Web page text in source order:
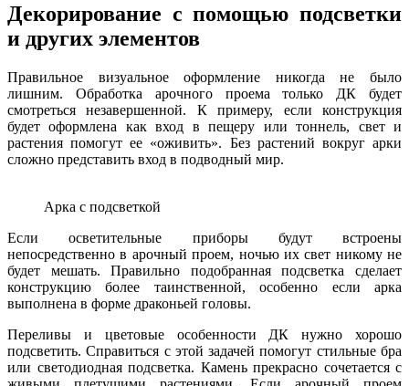
Декорирование с помощью подсветки
и других элементов
Правильное визуальное оформление никогда не было
лишним. Обработка арочного проема только ДК будет
смотреться незавершенной. К примеру, если конструкция
будет оформлена как вход в пещеру или тоннель, свет и
растения помогут ее «оживить». Без растений вокруг арки
сложно представить вход в подводный мир.
Арка с подсветкой
Если осветительные приборы будут встроены
непосредственно в арочный проем, ночью их свет никому не
будет мешать. Правильно подобранная подсветка сделает
конструкцию более таинственной, особенно если арка
выполнена в форме драконьей головы.
Переливы и цветовые особенности ДК нужно хорошо
подсветить. Справиться с этой задачей помогут стильные бра
или светодиодная подсветка. Камень прекрасно сочетается с